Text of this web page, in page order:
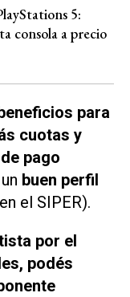
5:
consola a precio
para
cuotas y
pago
buen perfil
el SIPER).
por el
podés